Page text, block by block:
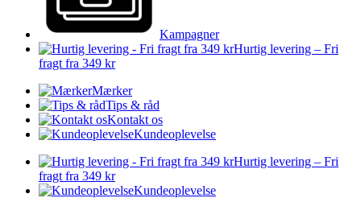
Kampagner
Hurtig levering – Fri
fragt fra 349 kr
Mærker
Tips & råd
Kontakt os
Kundeoplevelse
Hurtig levering – Fri
fragt fra 349 kr
Kundeoplevelse